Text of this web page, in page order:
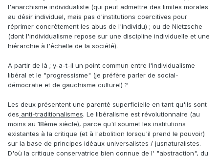
l'anarchisme individualiste (qui peut admettre des limites morales
au désir individuel, mais pas d'institutions coercitives pour
réprimer concrètement les abus de l'individu) ; ou de Nietzsche
(dont l'individualisme repose sur une discipline individuelle et une
hiérarchie à l'échelle de la société).
A partir de là ; y-a-t-il un point commun entre l'individualisme
libéral et le "progressisme" (je préfère parler de social-
démocratie et de gauchisme culturel) ?
Les deux présentent une parenté superficielle en tant qu'ils sont
des anti-traditionalismes. Le libéralisme est révolutionnaire (au
moins au 18ème siècle), parce qu'il soumet les institutions
existantes à la critique (et à l'abolition lorsqu'il prend le pouvoir)
sur la base de principes idéaux universalistes / jusnaturalistes.
D'où la critique conservatrice bien connue de l' "abstraction", du